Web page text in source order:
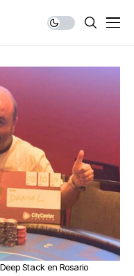
Stack en Rosario